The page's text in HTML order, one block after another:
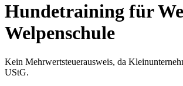
Hundetraining für
Welpenschule
Kein Mehrwertsteuerausweis, da
UStG.